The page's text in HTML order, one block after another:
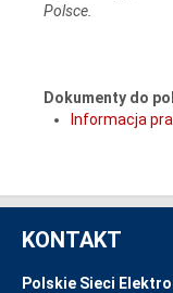
Polsce.
Dokumenty do
Informacja
KONTAKT
Polskie Sieci